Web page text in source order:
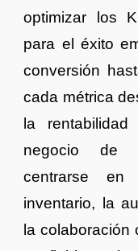
optimizar los
para el éxito
conversión
cada métrica
la
negocio de
centrarse
inventario, la
la colaboración